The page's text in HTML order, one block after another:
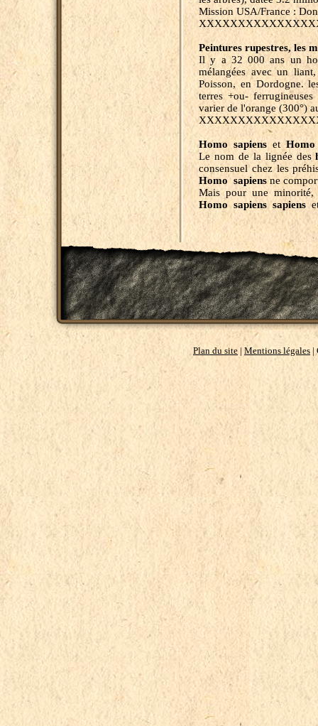
Mission USA/France :
Peintures rupestres, les
Il y a 32 000 ans un
mélangées avec un
Poisson, en Dordogne.
terres +ou-
varier de l'orange (300°)
Homo sapiens et Homo
Le nom de la lignée des
consensuel chez les
Homo sapiensne
Mais pour une minorité,
Homo sapiens sapiens
Plan du site | Mentions légales |